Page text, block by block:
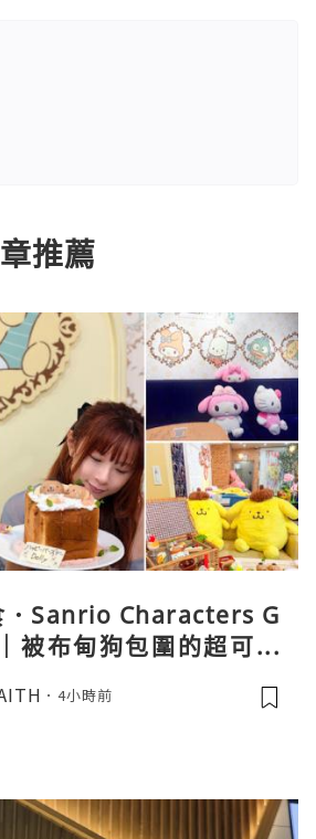
推薦
．Sanrio Characters G
被布甸狗包圍的超可愛
4小時前